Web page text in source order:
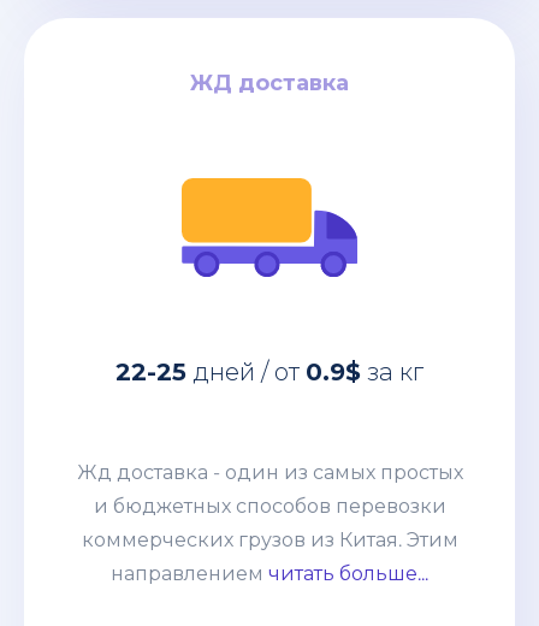
ЖД доставка
22-25 дней / от 0.9$ за кг
Жд доставка - один из самых простых
и бюджетных способов перевозки
коммерческих грузов из Китая. Этим
направлением читать больше...
ЖД доставка
22-25
дней / от
Жд доставка - один из самых простых
направлением мы возим от
небольших сборных грузов 100-200кг
до целых контейнеров. Развитая
система жд сообщения позволяет без